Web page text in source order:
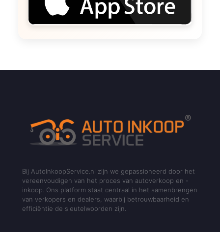
Bij AutoInkoopService.nl zijn we gepassioneerd door het
vereenvoudigen van het proces van autoverkoop en -
inkoop. Ons platform staat centraal in het samenbrengen
van verkopers en dealers, waarbij betrouwbaarheid en
efficiëntie de sleutelwoorden zijn.